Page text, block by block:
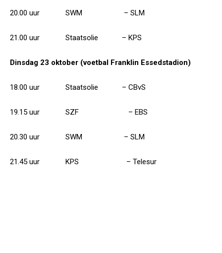
20.00 uur SWM – SLM
21.00 uur Staatsolie – KPS
Dinsdag 23 oktober (voetbal Franklin Essedstadion)
18.00 uur Staatsolie – CBvS
19.15 uur SZF – EBS
20.30 uur SWM – SLM
21.45 uur KPS – Telesur